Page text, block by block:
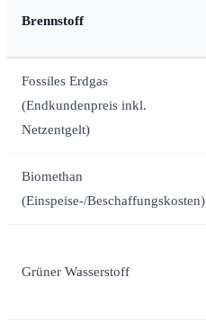
Brennstoff
Fossiles Erdgas
(Endkundenpreis inkl.
Netzentgelt)
Biomethan
(Einspeise-/Beschaffungskosten)
Grüner Wasserstoff